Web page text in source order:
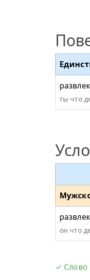
ты что
он что
✓ Слово